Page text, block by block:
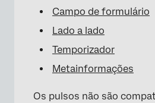
Campo de formulário
Lado a lado
Temporizador
Metainformações
Os pulsos não são